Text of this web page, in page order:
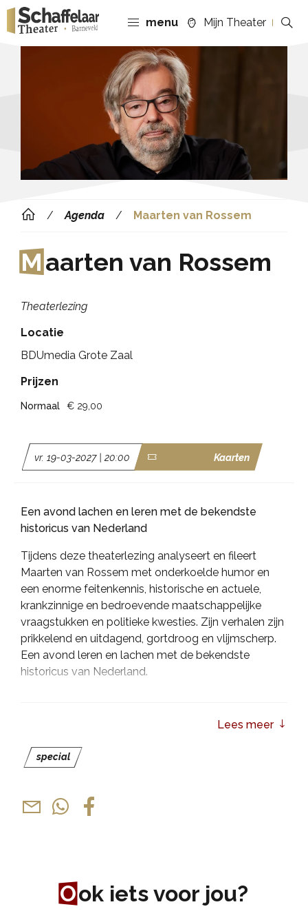
menu Mijn Theater
Agenda Maarten van Rossem
Maarten van Rossem
Theaterlezing
Een avond lachen en leren met de bekendste
historicus van Nederland
Tijdens deze theaterlezing analyseert en fileert
Maarten van Rossem met onderkoelde humor en
een enorme feitenkennis, historische en actuele,
krankzinnige en bedroevende maatschappelijke
vraagstukken en politieke kwesties. Zijn verhalen zijn
prikkelend en uitdagend, gortdroog en vlijmscherp.
Een avond leren en lachen met de bekendste
historicus van Nederland.
van het televisieprogramma ‘Hier zijn de Van
Rossems’, als auteur van onder andere ‘Wat is
geluk?’ en hij heeft zijn eigen magazine genaamd
bij diverse talkshows.
Lees meer
special
vr. 19-03-2027 | 20:00 Kaarten
Locatie
BDUmedia Grote Zaal
Prijzen
Normaal € 29,00
Ook iets voor jou?